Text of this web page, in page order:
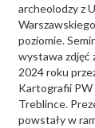
archeolodzy z
poziomie.
wystawa zdjęć
2024 roku
Kartografii PW
Treblince.
powstały w